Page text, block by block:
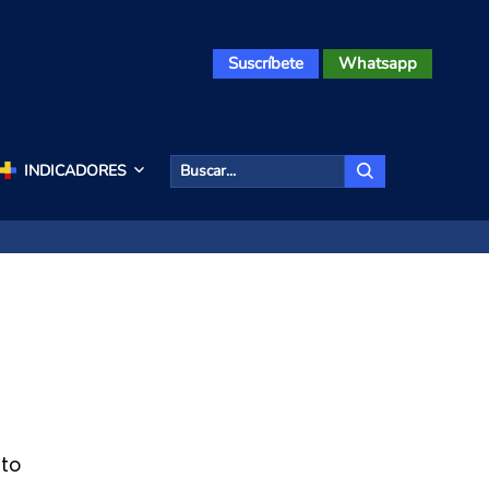
Suscríbete Whatsapp
INDICADORES